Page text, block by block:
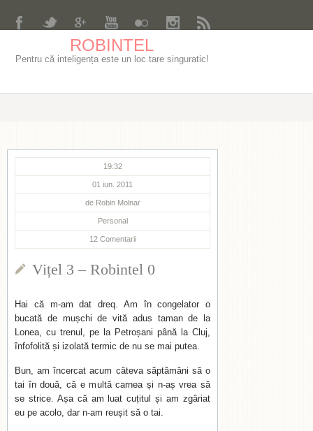
ROBINTEL
Pentru că inteligența este un loc tare singuratic!
19:32
01 iun. 2011
de Robin Molnar
Personal
12 Comentarii
Vițel 3 – Robintel 0
Hai că m-am dat dreq. Am în congelator o
bucată de mușchi de vită adus taman de la
Lonea, cu trenul, pe la Petroșani până la Cluj,
înfofolită și izolată termic de nu se mai putea.
Bun, am încercat acum câteva săptămâni să o
tai în două, că e multă carnea și n-aș vrea să
se strice. Așa că am luat cuțitul și am zgâriat
eu pe acolo, dar n-am reușit să o tai.